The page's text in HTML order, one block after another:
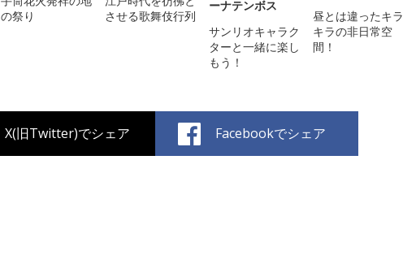
の祭り
させる歌舞伎行列
ーナテンボス
サンリオキャラク
ターと一緒に楽し
もう！
昼とは違ったキラ
キラの非日常空
間！
X(旧Twitter)でシェア Facebookでシェア